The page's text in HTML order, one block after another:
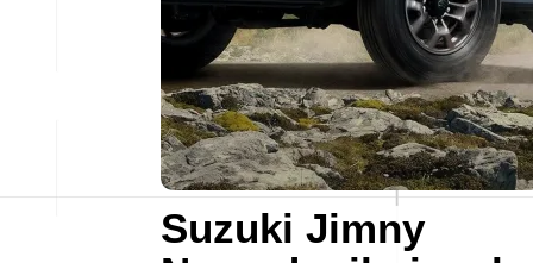
Suzuki Jimny